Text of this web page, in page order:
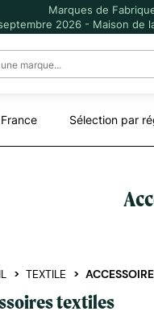
Marques de
2026 - Maison de
Sélection par
TEXTILE
textiles